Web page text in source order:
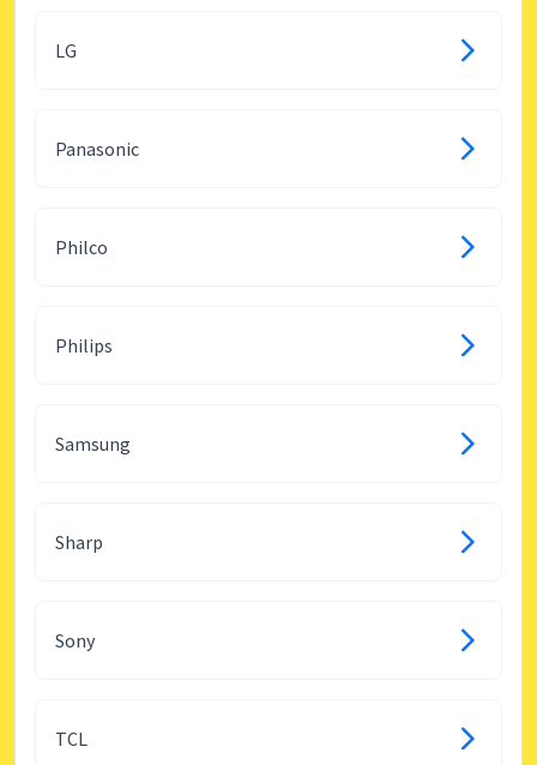
LG
Panasonic
Philco
Philips
Samsung
Sharp
Sony
TCL